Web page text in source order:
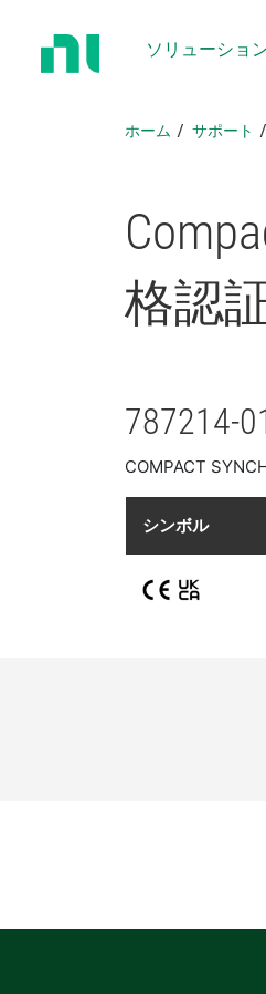
ソリューショ
ホーム サポート
格​認
787214-
COMPACT
シンボル